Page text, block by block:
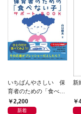
いちばんやさしい 保
育者のための「食べな
い子」サポートＢＯＯ
Ｋ 偏食・少食のお悩
2,200
新着
新